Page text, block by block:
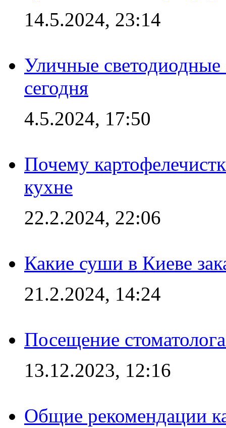
14.5.2024, 23:14
Уличные
сегодня
4.5.2024, 17:50
Почему
кухне
22.2.2024, 22:06
Какие суши в Киеве
21.2.2024, 14:24
Посещение
13.12.2023, 12:16
Общие рекомендации